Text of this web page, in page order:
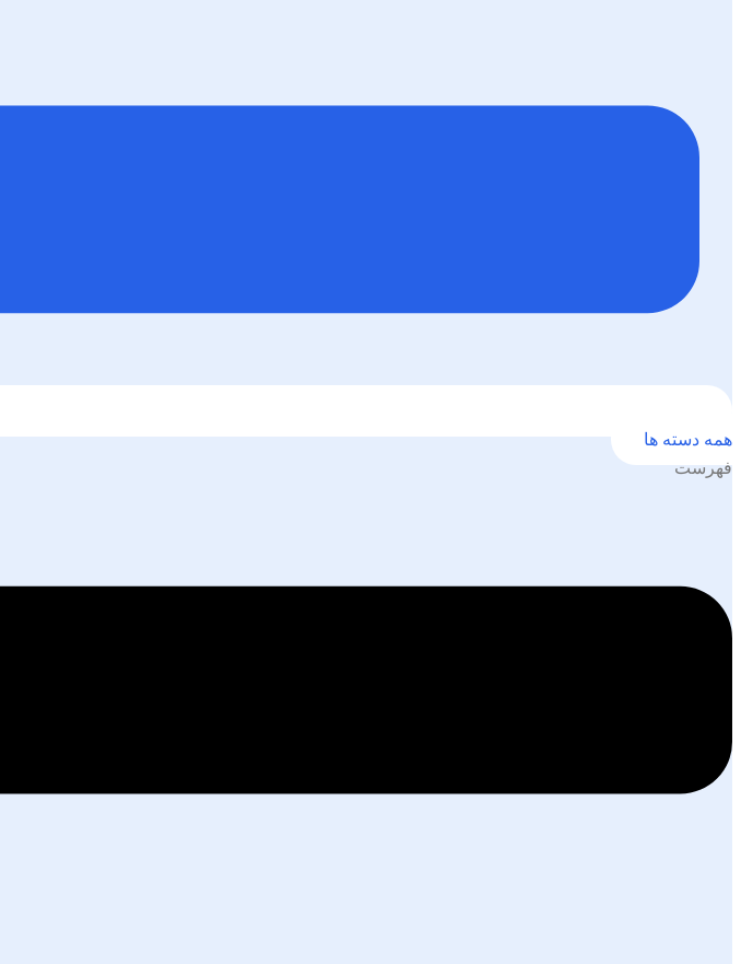
همه دسته ها
فهرست